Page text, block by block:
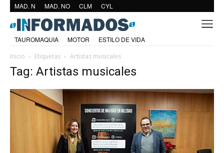
MAD. N MAD. NO CLM CYL
TAUROMAQUIA MOTOR
ESTILO DE VIDA
Inicio
Etiquetas Artistas musicales
Tag: Artistas musicales